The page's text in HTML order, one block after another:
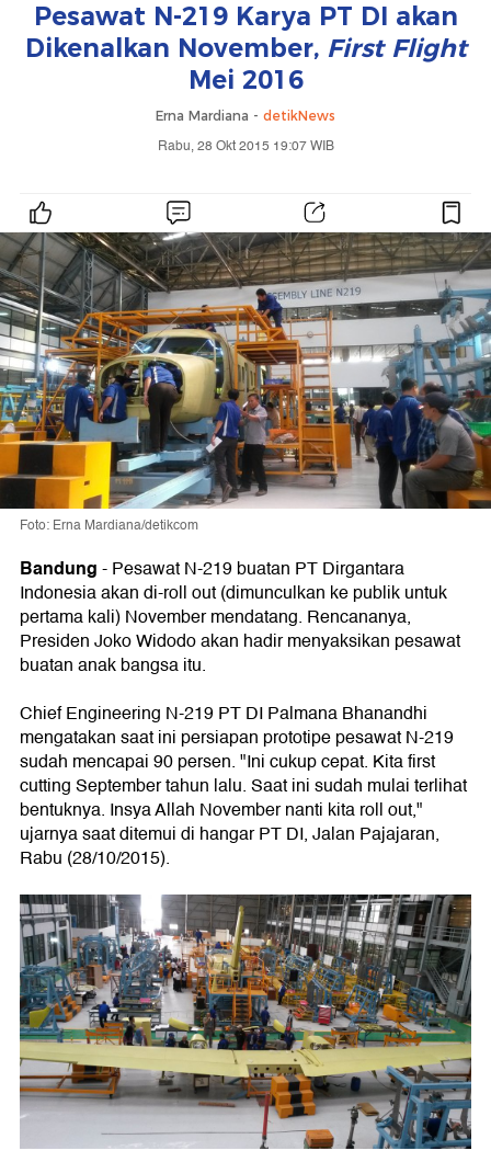
Pesawat N-219 Karya PT DI akan
Dikenalkan November, First Flight
Mei 2016
Erna Mardiana - detikNews
Rabu, 28 Okt 2015 19:07 WIB
Foto: Erna Mardiana/detikcom
Bandung-Pesawat N-219 buatan PT Dirgantara
Indonesia akan di-roll out (dimunculkan ke publik untuk
pertama kali) November mendatang. Rencananya,
Presiden Joko Widodo akan hadir menyaksikan pesawat
buatan anak bangsa itu.
Chief Engineering N-219 PT DI Palmana Bhanandhi
mengatakan saat ini persiapan prototipe pesawat N-219
sudah mencapai 90 persen. "Ini cukup cepat. Kita first
cutting September tahun lalu. Saat ini sudah mulai terlihat
bentuknya. Insya Allah November nanti kita roll out,"
ujarnya saat ditemui di hangar PT DI, Jalan Pajajaran,
Rabu (28/10/2015).